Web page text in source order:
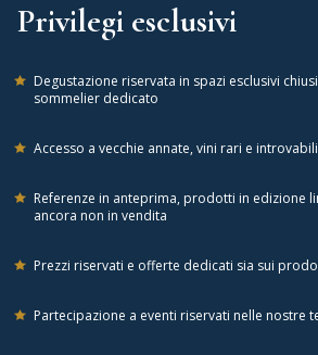
Privilegi esclusivi
Degustazione riservata in spazi esclusivi
sommelier dedicato
Accesso a vecchie annate, vini rari e
Referenze in anteprima, prodotti in edizione
ancora non in vendita
Prezzi riservati e offerte dedicati sia sui
Partecipazione a eventi riservati nelle nostre